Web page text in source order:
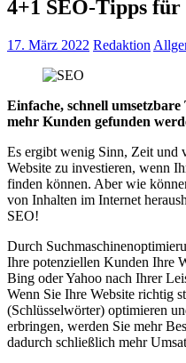
4+1 SEO-Tipps
17. März 2022 Redaktion
Einfache, schnell
mehr Kunden gefunden
Es ergibt wenig Sinn, Zeit und
Website zu investieren, wenn
finden können. Aber wie
von Inhalten im Internet
SEO!
Durch
Ihre potenziellen Kunden Ihre
Bing oder Yahoo nach Ihrer
Wenn Sie Ihre Website richtig
(Schlüsselwörter) optimieren
erbringen, werden Sie mehr
dadurch schließlich mehr